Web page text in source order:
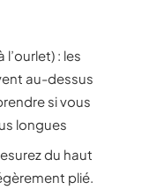
l’ourlet) : les
au-dessus
si vous
longues
du haut
plié.